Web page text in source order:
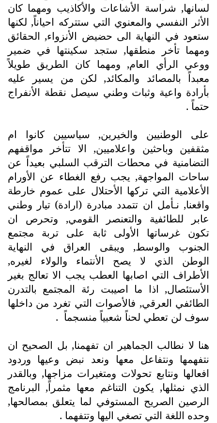
لسانها, شراسة الأشاعات والأكاذيب ومهما كان
الأثر النفسي والمعنوي التي ستتركه احياناً, لكنها
ستعود في النهاية الى حضيض الأنزواء, الحقائق
ومهما تأخر منطقها, ستجد سكينتها في ضمير
ووعي الرأي العام, ومهما كان الطريق طويلاً
معبداً بالمصائد والمكائد, لكن من يسير عليه
بأرادة واعية وثبات وطني سيصل نقطة الأنفراج
حتماً .
على الوطنيين والخيرين, سياسيين كانوا ام
مثقفين وباحثين واعلاميين, الا تتأخر مواقفهم
التضامنية في محطات الترقب السلبي بعيداً عن
ساحات المواجهة, يجب رفع الغطاء عن الأورام
الأعلامية التي تركها الأحتلال على عموم خارطة
واقعنا, نـأمل ان تتمدد مبادرة (ارادة) تيار وطني
عابر للطائفية والتعنصر القومي, وتحرص ان
تكون غرساتها الأولى ثابة على تربة مجتمع
الجنوب والوسط, ويبقى العراق في النهاية
الوطن الذي لا يصح الأنتماء والولاء لغيره,
الأطراف التي اصابها العطب يجب الا تعالج بغير
الأستئصال, اذا ما اصيبت رئة المجتمع بالتدرن
الطائفي العرقي, فالأصوات التي تغرد من داخلها
سوف لن تعطي لحناً شعبياً منسجماً .
هنا لا نطالب الجماهير ان تفهمنا, بل الصحيح ان
نتفهمها ونتفاعل معها ونعد نبض وعيها وردود
افعالها ونتابع تحولات ومتغيرات مزاجها, وبالقدر
الذي نمثلها, يكون التناغم معها مثمراً, البرنامج
الرصين الصريح المستوفي لما يتعلق بمصالحها,
وحده اللغة التي تصغي اليها وتتفهما .